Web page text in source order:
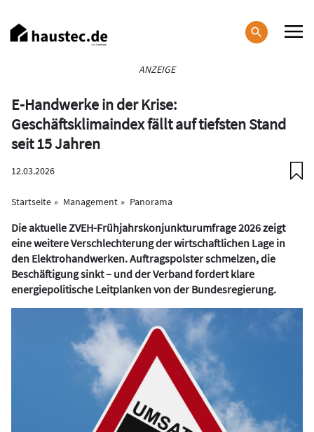
zum
Inhalt
ANZEIGE
E-Handwerke in der Krise:
Geschäftsklimaindex fällt auf tiefsten Stand
seit 15 Jahren
12.03.2026
Startseite Management Panorama
Die aktuelle ZVEH-Frühjahrskonjunkturumfrage 2026 zeigt
eine weitere Verschlechterung der wirtschaftlichen Lage in
den Elektrohandwerken. Auftragspolster schmelzen, die
Beschäftigung sinkt – und der Verband fordert klare
energiepolitische Leitplanken von der Bundesregierung.